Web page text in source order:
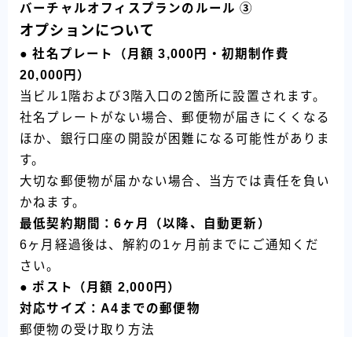
バーチャルオフィスプランのルール③
オプションについて
● 社名プレート（月額 3,000円・初期制作費
20,000円）
当ビル1階および3階入口の2箇所に設置されます。
社名プレートがない場合、郵便物が届きにくくなる
ほか、銀行口座の開設が困難になる可能性がありま
す。
大切な郵便物が届かない場合、当方では責任を負い
かねます。
最低契約期間：6ヶ月（以降、自動更新）
6ヶ月経過後は、解約の1ヶ月前までにご通知くだ
さい。
● ポスト（月額 2,000円）
対応サイズ：A4までの郵便物
郵便物の受け取り方法